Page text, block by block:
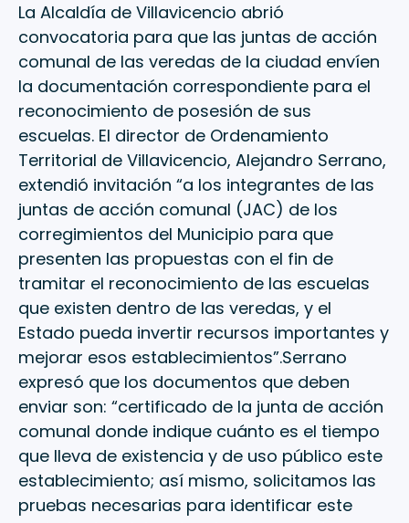
La Alcaldía de Villavicencio abrió
convocatoria para que las juntas de acción
comunal de las veredas de la ciudad envíen
la documentación correspondiente para el
reconocimiento de posesión de sus
escuelas. El director de Ordenamiento
Territorial de Villavicencio, Alejandro Serrano,
extendió invitación “a los integrantes de las
juntas de acción comunal (JAC) de los
corregimientos del Municipio para que
presenten las propuestas con el fin de
tramitar el reconocimiento de las escuelas
que existen dentro de las veredas, y el
Estado pueda invertir recursos importantes y
mejorar esos establecimientos”.Serrano
expresó que los documentos que deben
enviar son: “certificado de la junta de acción
comunal donde indique cuánto es el tiempo
que lleva de existencia y de uso público este
establecimiento; así mismo, solicitamos las
pruebas necesarias para identificar este